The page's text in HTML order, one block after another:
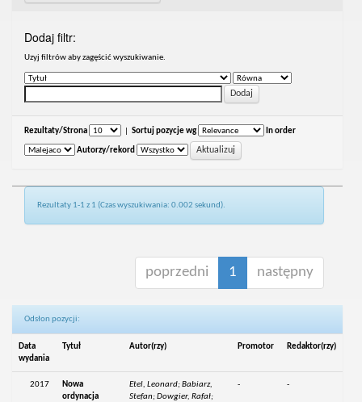
Dodaj filtr:
Uzyj filtrów aby zagęścić wyszukiwanie.
Rezultaty/Strona Sortuj pozycje wg In order
Autorzy/rekord
Rezultaty 1-1 z 1 (Czas wyszukiwania: 0.002 sekund).
poprzedni 1 następny
Odsłon pozycji:
Data
wydania
Tytuł Autor(rzy) Promotor Redaktor(rzy)
2017
Nowa
ordynacja
Etel, Leonard; Babiarz,
Stefan; Dowgier, Rafał;
- -